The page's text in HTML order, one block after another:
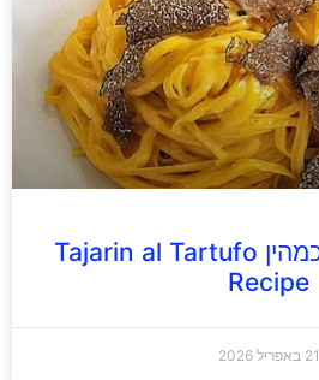
מתכון: טאיארין כמהין Tajarin al Tartufo
Recipe
21 באפריל 2026